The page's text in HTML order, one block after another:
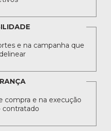
e na campanha que
compra e na execução
contratado